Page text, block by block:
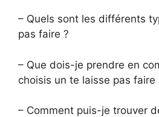
– Quels sont les différents
pas faire ?
– Que dois-je prendre en
choisis un te laisse pas faire
– Comment puis-je trouver